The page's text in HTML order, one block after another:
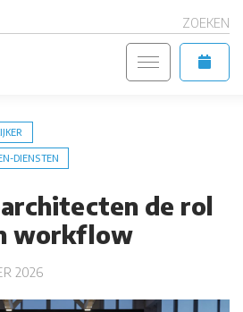
ZOEKEN
DIENSTEN
de rol
workflow
2026